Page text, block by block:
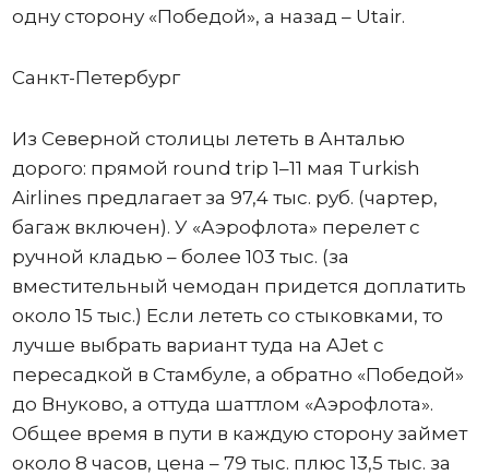
одну сторону «Победой», а назад – Utair.
Санкт-Петербург
Из Северной столицы лететь в Анталью
дорого: прямой round trip 1–11 мая Turkish
Airlines предлагает за 97,4 тыс. руб. (чартер,
багаж включен). У «Аэрофлота» перелет с
ручной кладью – более 103 тыс. (за
вместительный чемодан придется доплатить
около 15 тыс.) Если лететь со стыковками, то
лучше выбрать вариант туда на AJet с
пересадкой в Стамбуле, а обратно «Победой»
до Внуково, а оттуда шаттлом «Аэрофлота».
Общее время в пути в каждую сторону займет
около 8 часов, цена – 79 тыс. плюс 13,5 тыс. за